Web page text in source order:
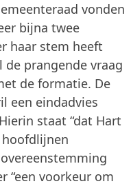
vonden
bijna twee
haar stem heeft
prangende vraag
de formatie. De
een eindadvies
staat “dat Hart
hoofdlijnen
“een voorkeur om